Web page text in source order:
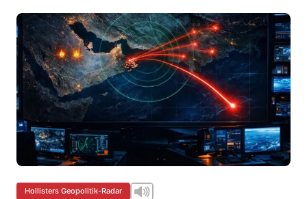
Hollisters Geopolitik-Radar